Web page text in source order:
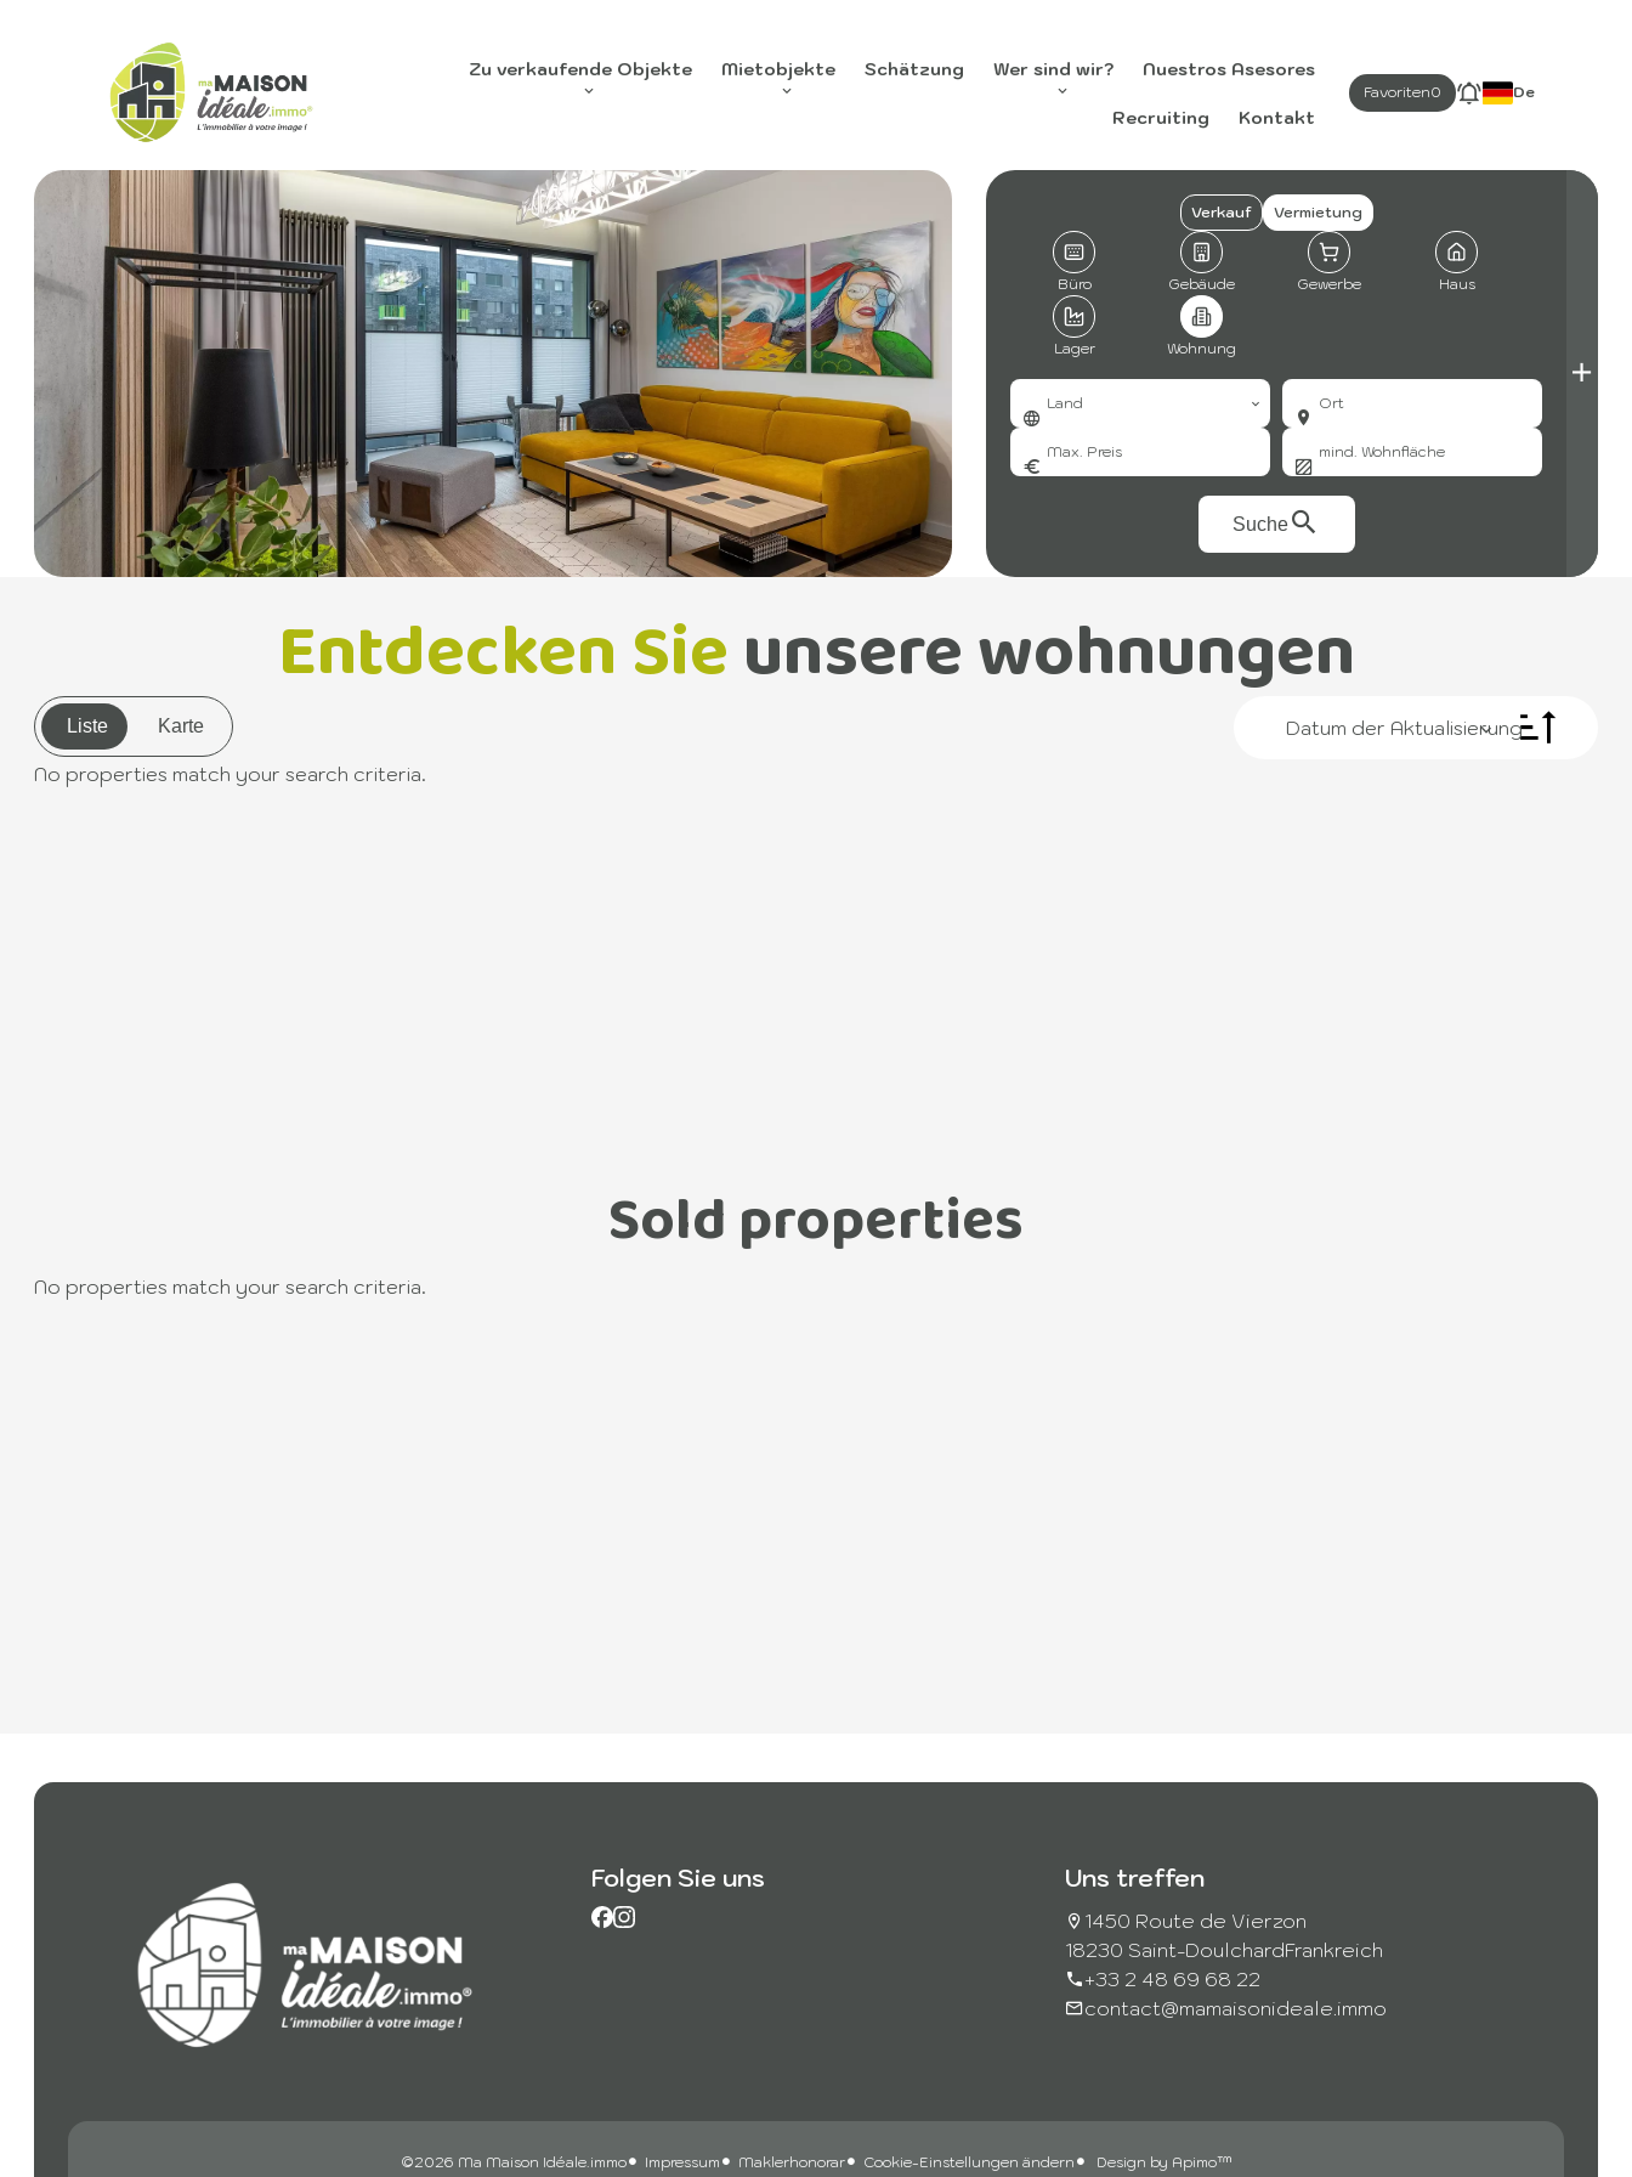
Zu verkaufende Objekte Mietobjekte Schätzung Wer sind wir? Nuestros Asesores
Recruiting Kontakt
Favoriten0 De
Verkauf Vermietung
Büro Gebäude Gewerbe Haus
Lager Wohnung
Land Ort
Suche
Entdecken Sieunsere wohnungen
Liste Karte
Datum der Aktualisierung
No properties match your search criteria.
Sold properties
No properties match your search criteria.
Folgen Sie uns Uns treffen
1450 Route de Vierzon
18230 Saint-DoulchardFrankreich
+33 2 48 69 68 22
contact@mamaisonideale.immo
©2026 Ma Maison Idéale.immo Impressum Maklerhonorar Cookie-Einstellungen ändern Design by Apimo™